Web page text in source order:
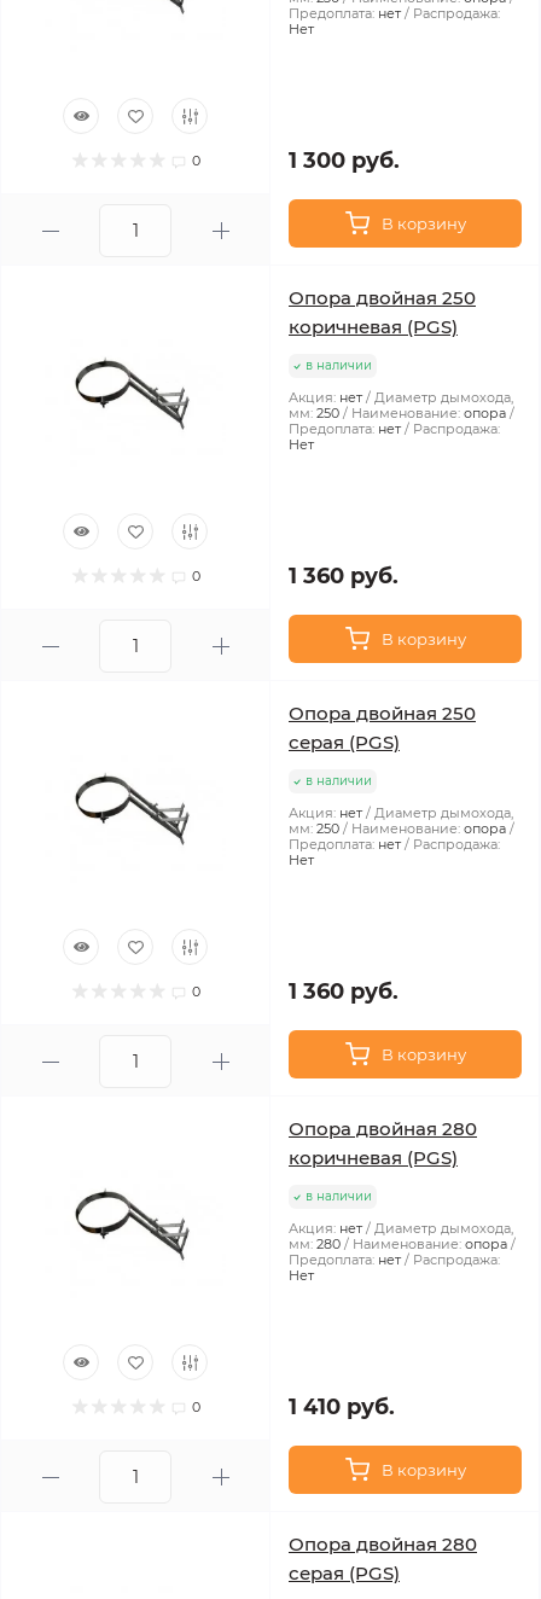
0
Предоплата: нет
Распродажа:
Нет
1 300 руб.
В корзину
0
Опора двойная 250
коричневая (PGS)
в наличии
Акция: нет
Диаметр дымохода,
мм: 250 Наименование: опора
Предоплата: нет
Распродажа:
Нет
1 360 руб.
В корзину
0
Опора двойная 250
серая (PGS)
в наличии
Акция: нет
Диаметр дымохода,
мм: 250 Наименование: опора
Предоплата: нет
Распродажа:
Нет
1 360 руб.
В корзину
0
Опора двойная 280
коричневая (PGS)
в наличии
Акция: нет
Диаметр дымохода,
мм: 280 Наименование: опора
Предоплата: нет
Распродажа:
Нет
1 410 руб.
В корзину
Опора двойная 280
серая (PGS)